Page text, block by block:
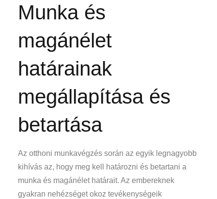
Munka és
magánélet
határainak
megállapítása és
betartása
Az otthoni munkavégzés során az egyik legnagyobb
kihívás az, hogy meg kell határozni és betartani a
munka és magánélet határait. Az embereknek
gyakran nehézséget okoz tevékenységeik